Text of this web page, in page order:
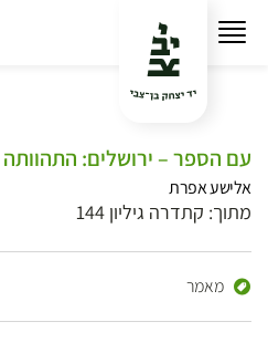
עם הספר – ירושלים: התהוותה
אלישע אפרת
מתוך: קתדרה גיליון 144
מאמר